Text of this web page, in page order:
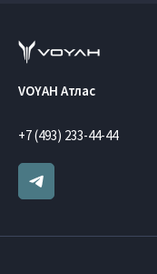
VOYAH Атлас
+7 (493) 233-44-44